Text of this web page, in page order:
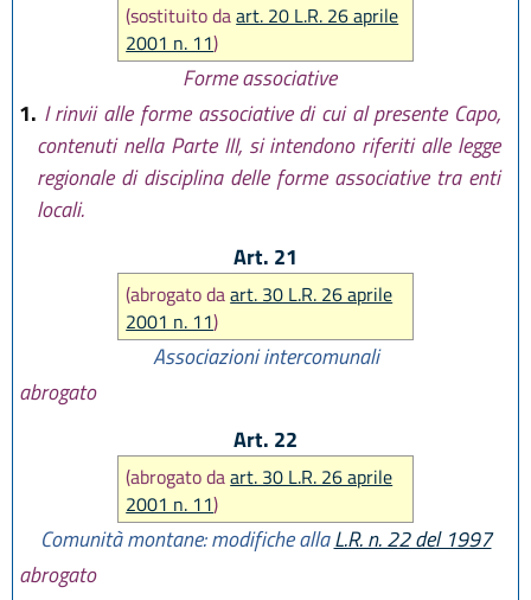
(sostituito daart. 20 L.R. 26 aprile
2001 n. 11)
Forme associative
1. I rinvii alle forme associative di cui al presente Capo,
contenuti nella Parte III, si intendono riferiti alle legge
regionale di disciplina delle forme associative tra enti
locali.
Art. 21
(abrogato daart. 30 L.R. 26 aprile
2001 n. 11)
Associazioni intercomunali
abrogato
Art. 22
(abrogato daart. 30 L.R. 26 aprile
2001 n. 11)
Comunità montane: modifiche allaL.R. n. 22 del 1997
abrogato